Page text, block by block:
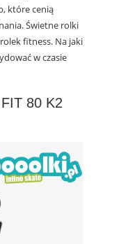
które cenią
Świetne rolki
fitness. Na jaki
w czasie
80 K2